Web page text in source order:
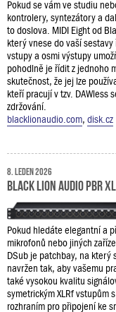
Pokud se vám ve studiu
kontrolery, syntezátory a
to doslova. MIDI Eight od
který vnese do vaší
vstupy a osmi výstupy
pohodlně je řídit z jednoho
skutečnost, že jej lze
kteří pracují v tzv. DAWless
zdržování.
blacklionaudio.com, disk.cz
8. leden 2026
Black Lion Audio PBR
Pokud hledáte elegantní a
mikrofonů nebo jiných
DSub je patchbay, na který
navržen tak, aby vašemu
také vysokou kvalitu
symetrickým XLRf vstupům
rozhraním pro připojení ke